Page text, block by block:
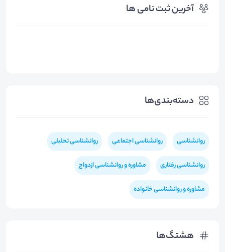
آخرین ثبت نامی ها
دسته‌بندی‌ها
روانشناسی روانشناسی اجتماعی روانشناسی تحلیلی
روانشناسی رفتاری مشاوره و روانشناسی ازدواج
مشاوره و روانشناسی خانواده
هشتگ‌ها